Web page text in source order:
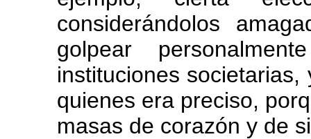
considerándolos
golpear
instituciones
quienes era preciso,
masas de corazón y de